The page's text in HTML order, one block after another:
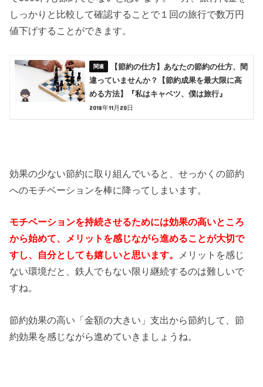
しっかりと比較して確認することで１回の旅行で数万円
値下げすることができます。
【節約の仕方】あなたの節約の仕方、間
違っていませんか？【節約成果を最大限に高
める方法】『私はキャベツ、僕は旅行』
2018年11月20日
効果の少ない節約に取り組んでいると、せっかくの節約
へのモチベーションを棒に降ってしまいます。
モチベーションを持続させるためには効果の高いところ
から始めて、メリットを感じながら進めることが大切で
すし、自分としても嬉しいと思います。
メリットを感じ
ない環境だと、鉄人でもない限り継続するのは難しいで
すね。
節約効果の高い「金額の大きい」支出から節約して、節
約効果を感じながら進めていきましょうね。